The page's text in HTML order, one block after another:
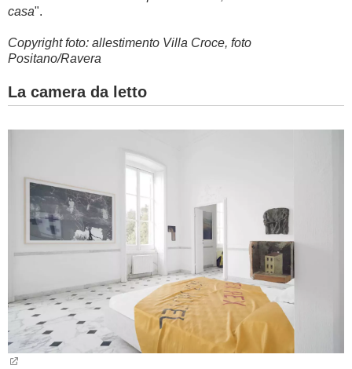
casa".
Copyright foto: allestimento Villa Croce, foto
Positano/Ravera
La camera da letto